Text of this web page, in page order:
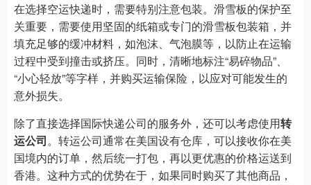
在选择空运快递时，需要特别注意包装。滑雪板的保护至
关重要，需要使用坚固的纸箱或专门的滑雪板包装箱，并
填充足够的缓冲材料，如泡沫、气泡膜等，以防止在运输
过程中受到撞击或挤压。同时，清晰地标注“易碎物品”、
“小心轻放”等字样，并购买运输保险，以应对可能发生的
意外损失。
除了直接选择国际快递公司的服务外，还可以考虑使用转
运公司。转运公司通常在美国设有仓库，可以接收你在美
国境内的订单，然后统一打包，再以更优惠的价格运送到
香港。这种方式的优势在于，如果同时购买了其他商品，